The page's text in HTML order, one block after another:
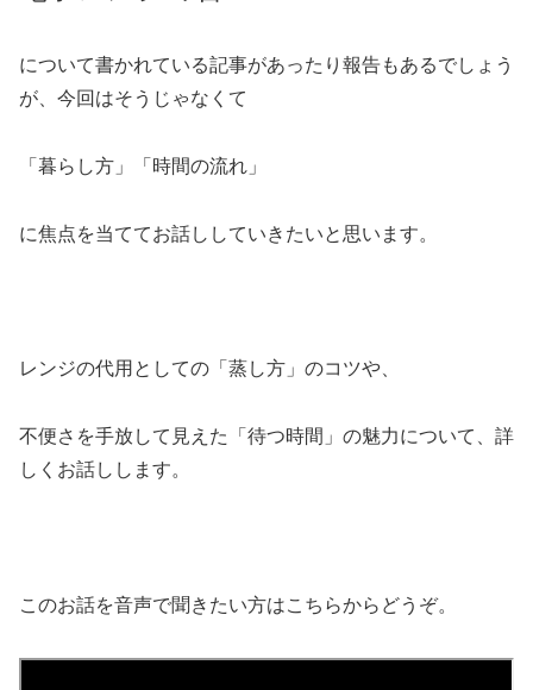
について書かれている記事があったり報告もあるでしょう
が、今回はそうじゃなくて
「暮らし方」「時間の流れ」
に焦点を当ててお話ししていきたいと思います。
レンジの代用としての「蒸し方」のコツや、
不便さを手放して見えた「待つ時間」の魅力について、詳
しくお話しします。
このお話を音声で聞きたい方はこちらからどうぞ。